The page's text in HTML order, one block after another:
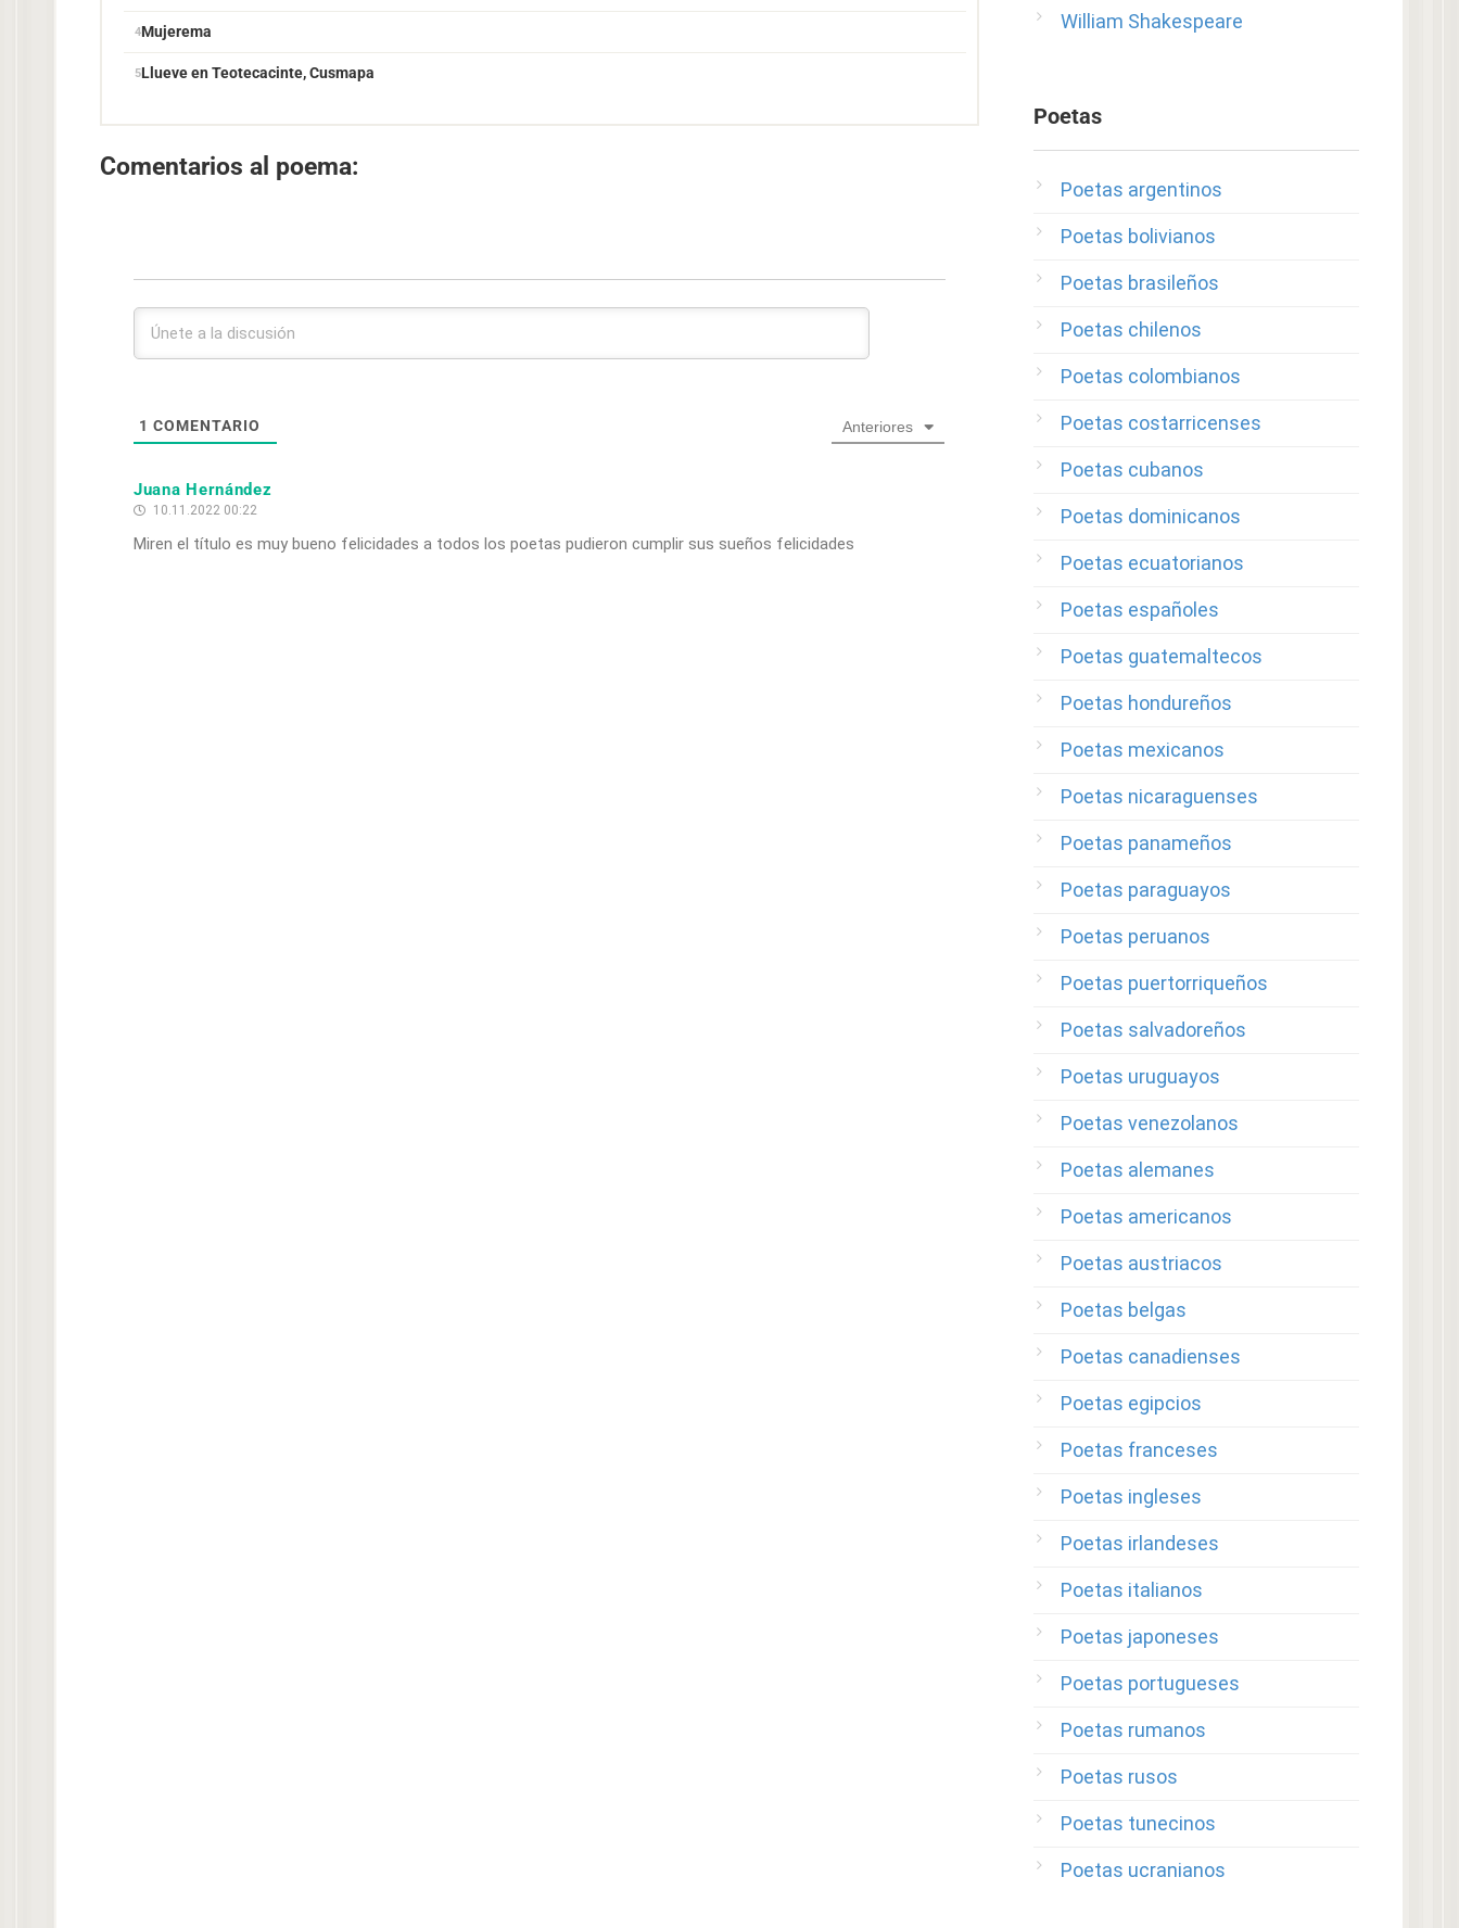
Mujerema
Llueve en Teotecacinte, Cusmapa
Comentarios al poema:
1 COMENTARIO Anteriores
Juana Hernández
10.11.2022 00:22
Miren el título es muy bueno felicidades a todos los poetas pudieron cumplir sus sueños felicidades
William Shakespeare
Poetas
Poetas argentinos
Poetas bolivianos
Poetas brasileños
Poetas chilenos
Poetas colombianos
Poetas costarricenses
Poetas cubanos
Poetas dominicanos
Poetas ecuatorianos
Poetas españoles
Poetas guatemaltecos
Poetas hondureños
Poetas mexicanos
Poetas nicaraguenses
Poetas panameños
Poetas paraguayos
Poetas peruanos
Poetas puertorriqueños
Poetas salvadoreños
Poetas uruguayos
Poetas venezolanos
Poetas alemanes
Poetas americanos
Poetas austriacos
Poetas belgas
Poetas canadienses
Poetas egipcios
Poetas franceses
Poetas ingleses
Poetas irlandeses
Poetas italianos
Poetas japoneses
Poetas portugueses
Poetas rumanos
Poetas rusos
Poetas tunecinos
Poetas ucranianos